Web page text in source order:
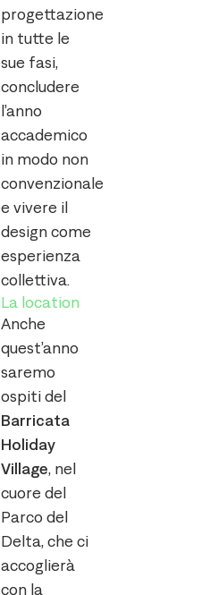
progettazione
in tutte le
sue fasi,
concludere
l’anno
accademico
in modo non
convenzionale
e vivere il
design come
esperienza
collettiva.
La location
Anche
quest’anno
saremo
ospiti del
Barricata
Holiday
Village, nel
cuore del
Parco del
Delta, che ci
accoglierà
con la